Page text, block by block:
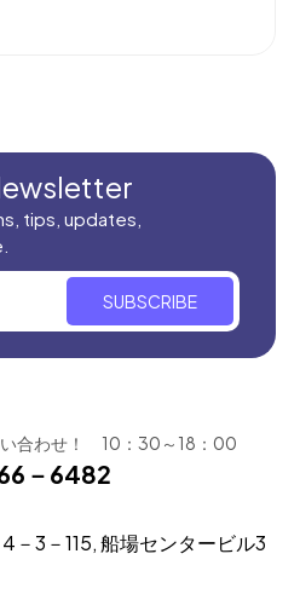
tips, updates,
SUBSCRIBE
い合わせ！ 10：30～18：00
－6482
－3－115, 船場センタービル3